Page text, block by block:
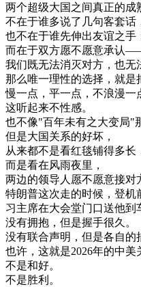
两个超级大国之间真正的成
不在于谁多说了 几句客套话
也不在于谁先伸出友谊之手
而在于双方愿不愿意承认—
我们既无法消灭对方 ， 也无
那么唯一理性的选择 ， 就是
慢一点 ， 平一点 ， 不浪漫一
这听起来不性感。
也不像"百年未有之大变局"
但是大国关系的好坏 ，
从来都不是看红毯铺得多长
而是看在风雨夜里 ，
两边的领导人愿不愿意接对
特朗普这次走的时候 ， 登机
习主席在大会堂门口送他到
没有拥抱 ， 但是握手很久。
没有联合声明 ， 但是各自的
也许 ， 这就是2026年的中美
不是和好。
不是胜利 。